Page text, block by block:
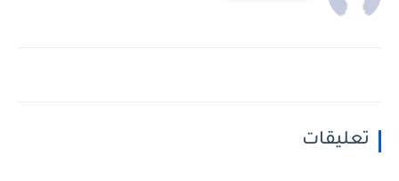
تعليقات